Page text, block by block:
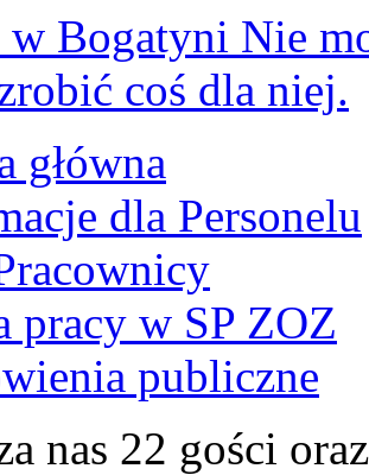
w Bogatyni Nie
coś dla niej.
główna
dla Personelu
pracy w SP ZOZ
publiczne
nas 22 gości